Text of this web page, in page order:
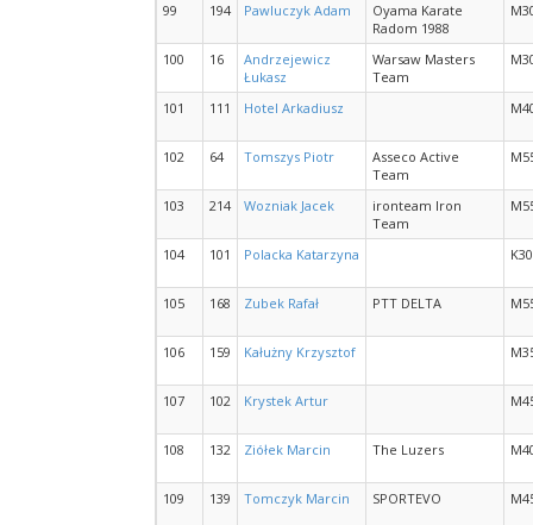
99 194 Pawluczyk Adam
Oyama Karate
Radom 1988
100 16
Andrzejewicz
Łukasz
Warsaw Masters
Team
101 111 Hotel Arkadiusz
102 64 Tomszys Piotr
Asseco Active
Team
103 214 Wozniak Jacek
ironteam Iron
Team
104 101 Polacka Katarzyna K30
105 168 Zubek Rafał PTT DELTA
106 159 Kałużny Krzysztof
107 102 Krystek Artur
108 132 Ziółek Marcin The Luzers
109 139 Tomczyk Marcin SPORTEVO